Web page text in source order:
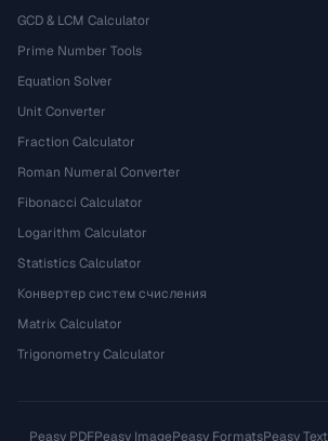
GCD & LCM Calculator
Prime Number Tools
Equation Solver
Unit Converter
Fraction Calculator
Roman Numeral Converter
Fibonacci Calculator
Logarithm Calculator
Statistics Calculator
Конвертер систем счисления
Matrix Calculator
Trigonometry Calculator
Peasy PDFPeasy ImagePeasy FormatsPeasy Text